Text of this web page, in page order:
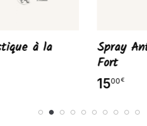
à la
Spray
Fort
1500€